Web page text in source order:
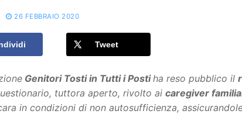
26 FEBBRAIO 2020
Tweet
Genitori Tosti in Tutti i Postiha reso pubblico il
tuttora aperto, rivolto ai caregiver
in condizioni di non autosufficienza,